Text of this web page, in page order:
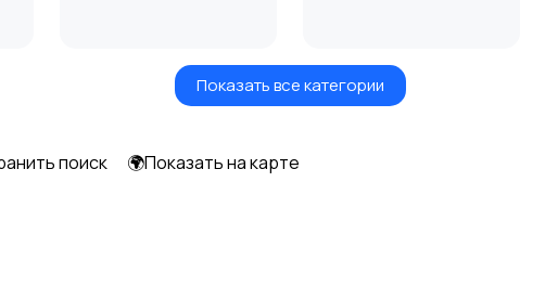
Программное
Рули, джойстики,
Показать все категории
поиск 🌍Показать на карте